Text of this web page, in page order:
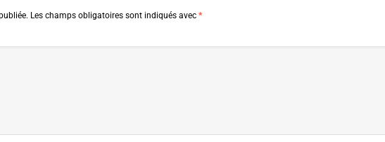
Les champs obligatoires sont indiqués avec *